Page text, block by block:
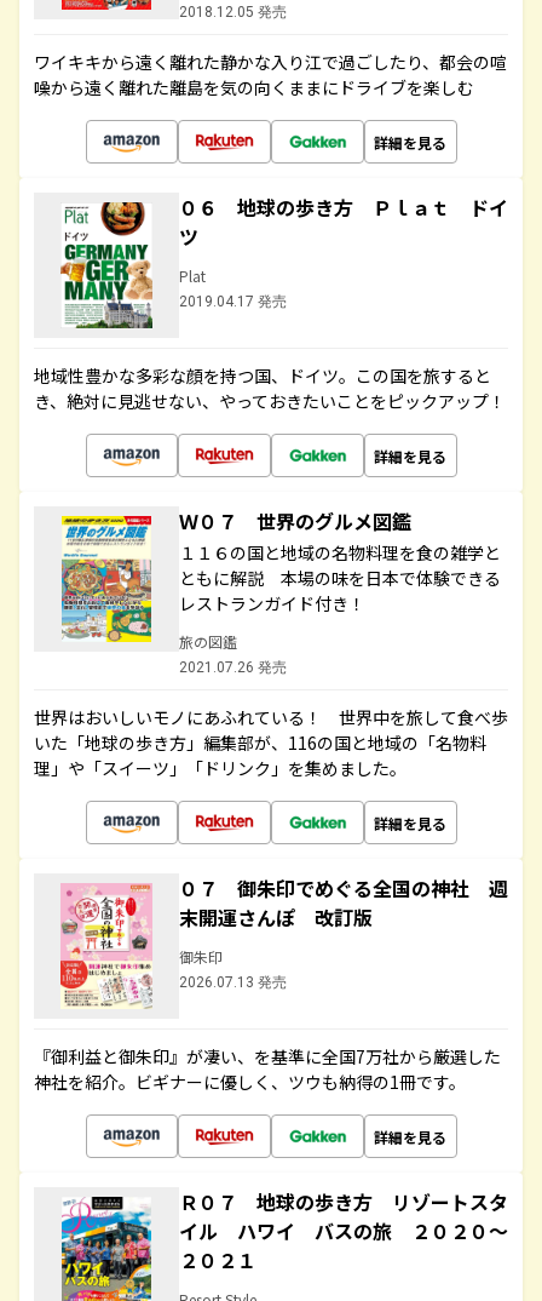
2018.12.05 発売
ワイキキから遠く離れた静かな入り江で過ごしたり、都会の喧
噪から遠く離れた離島を気の向くままにドライブを楽しむ
詳細を見る
０６ 地球の歩き方 Ｐｌａｔ ドイ
ツ
Plat
2019.04.17 発売
地域性豊かな多彩な顔を持つ国、ドイツ。この国を旅すると
き、絶対に見逃せない、やっておきたいことをピックアップ！
詳細を見る
Ｗ０７ 世界のグルメ図鑑
１１６の国と地域の名物料理を食の雑学と
ともに解説 本場の味を日本で体験できる
レストランガイド付き！
旅の図鑑
2021.07.26 発売
世界はおいしいモノにあふれている！ 世界中を旅して食べ歩
いた「地球の歩き方」編集部が、116の国と地域の「名物料
理」や「スイーツ」「ドリンク」を集めました。
詳細を見る
０７ 御朱印でめぐる全国の神社 週
末開運さんぽ 改訂版
御朱印
2026.07.13 発売
『御利益と御朱印』が凄い、を基準に全国7万社から厳選した
神社を紹介。ビギナーに優しく、ツウも納得の1冊です。
詳細を見る
Ｒ０７ 地球の歩き方 リゾートスタ
イル ハワイ バスの旅 ２０２０～
２０２１